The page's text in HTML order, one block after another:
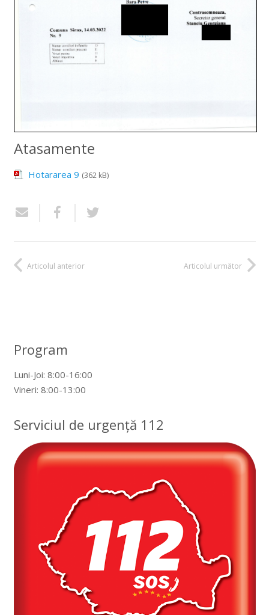
Atasamente
Hotararea 9 (362 kB)
Articolul anterior Articolul următor
Program
Luni-Joi: 8:00-16:00
Vineri: 8:00-13:00
Serviciul de urgență 112